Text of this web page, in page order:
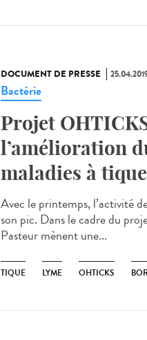
DOCUMENT DE PRESSE
Bactérie
Projet
l’amélioration
maladies à
Avec le printemps, l’activité
son pic. Dans le cadre du
Pasteur mènent une...
TIQUE LYME OHTICKS